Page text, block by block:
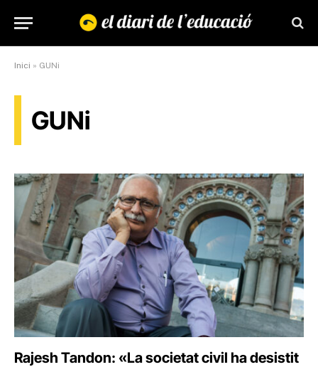
Inici » GUNi
GUNi
Rajesh Tandon: «La societat civil ha desistit